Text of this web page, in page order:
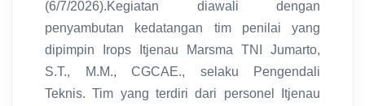
(6/7/2026).Kegiatan diawali dengan
penyambutan kedatangan tim penilai yang
dipimpin Irops Itjenau Marsma TNI Jumarto,
S.T., M.M., CGCAE., selaku Pengendali
Teknis. Tim yang terdiri dari personel Itjenau